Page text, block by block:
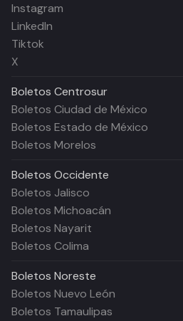
Instagram
LinkedIn
Tiktok
X
Boletos Centrosur
Boletos Ciudad de México
Boletos Estado de México
Boletos Morelos
Boletos Occidente
Boletos Jalisco
Boletos Michoacán
Boletos Nayarit
Boletos Colima
Boletos Noreste
Boletos Nuevo León
Boletos Tamaulipas